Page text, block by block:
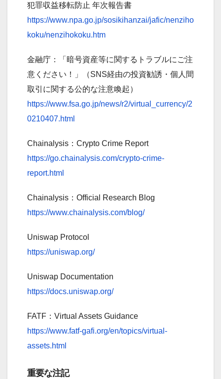
犯罪収益移転防止 年次報告書
https://www.npa.go.jp/sosikihanzai/jafic/nenziho
koku/nenzihokoku.htm
金融庁：「暗号資産等に関するトラブルにご注
意ください！」（SNS経由の投資勧誘・個人間
取引に関する公的な注意喚起）
https://www.fsa.go.jp/news/r2/virtual_currency/2
0210407.html
Chainalysis：Crypto Crime Report
https://go.chainalysis.com/crypto-crime-
report.html
Chainalysis：Official Research Blog
https://www.chainalysis.com/blog/
Uniswap Protocol
https://uniswap.org/
Uniswap Documentation
https://docs.uniswap.org/
FATF：Virtual Assets Guidance
https://www.fatf-gafi.org/en/topics/virtual-
assets.html
重要な注記